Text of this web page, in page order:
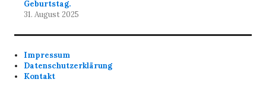
Geburtstag.
31. August 2025
Impressum
Datenschutzerklärung
Kontakt